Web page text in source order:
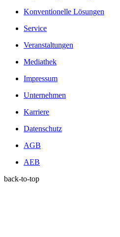
Konventionelle Lösungen
Service
Veranstaltungen
Mediathek
Impressum
Unternehmen
Karriere
Datenschutz
AGB
AEB
back-to-top